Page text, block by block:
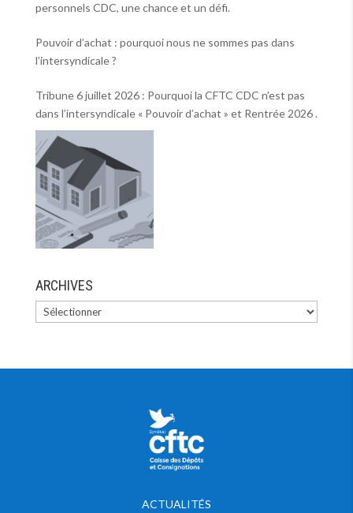
personnels CDC, une chance et un défi.
Pouvoir d’achat : pourquoi nous ne sommes pas dans
l’intersyndicale ?
Tribune 6 juillet 2026 : Pourquoi la CFTC CDC n’est pas
dans l’intersyndicale « Pouvoir d’achat » et Rentrée 2026 .
ARCHIVES
ACTUALITÉS